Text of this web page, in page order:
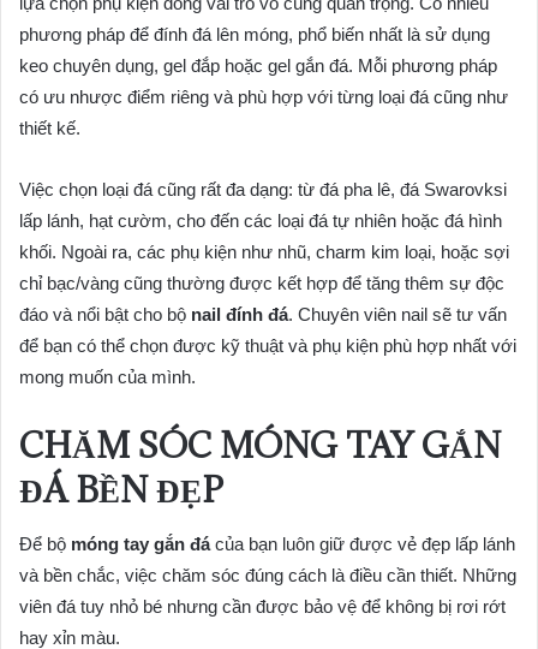
phương pháp để đính đá lên móng, phổ biến nhất là sử dụng
keo chuyên dụng, gel đắp hoặc gel gắn đá. Mỗi phương pháp
có ưu nhược điểm riêng và phù hợp với từng loại đá cũng như
thiết kế.
Việc chọn loại đá cũng rất đa dạng: từ đá pha lê, đá Swarovksi
lấp lánh, hạt cườm, cho đến các loại đá tự nhiên hoặc đá hình
khối. Ngoài ra, các phụ kiện như nhũ, charm kim loại, hoặc sợi
chỉ bạc/vàng cũng thường được kết hợp để tăng thêm sự độc
đáo và nổi bật cho bộ nail đính đá. Chuyên viên nail sẽ tư vấn
để bạn có thể chọn được kỹ thuật và phụ kiện phù hợp nhất với
mong muốn của mình.
CHĂM SÓC MÓNG TAY GẮN
ĐÁ BỀN ĐẸP
Để bộ móng tay gắn đácủa bạn luôn giữ được vẻ đẹp lấp lánh
và bền chắc, việc chăm sóc đúng cách là điều cần thiết. Những
viên đá tuy nhỏ bé nhưng cần được bảo vệ để không bị rơi rớt
hay xỉn màu.